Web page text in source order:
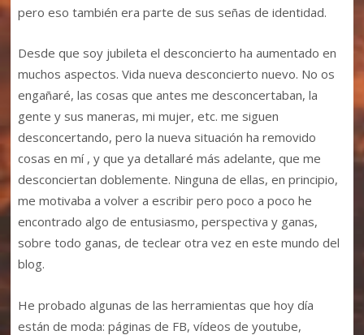
pero eso también era parte de sus señas de identidad.
Desde que soy jubileta el desconcierto ha aumentado en
muchos aspectos. Vida nueva desconcierto nuevo. No os
engañaré, las cosas que antes me desconcertaban, la
gente y sus maneras, mi mujer, etc. me siguen
desconcertando, pero la nueva situación ha removido
cosas en mí , y que ya detallaré más adelante, que me
desconciertan doblemente. Ninguna de ellas, en principio,
me motivaba a volver a escribir pero poco a poco he
encontrado algo de entusiasmo, perspectiva y ganas,
sobre todo ganas, de teclear otra vez en este mundo del
blog.
He probado algunas de las herramientas que hoy día
están de moda: páginas de FB, vídeos de youtube,